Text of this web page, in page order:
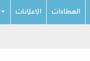
العطاءات الاعلانات